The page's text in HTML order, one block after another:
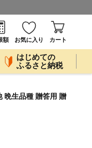
額
お気に入り カート
はじめての
ふるさと納税
晩生品種 贈答用 贈